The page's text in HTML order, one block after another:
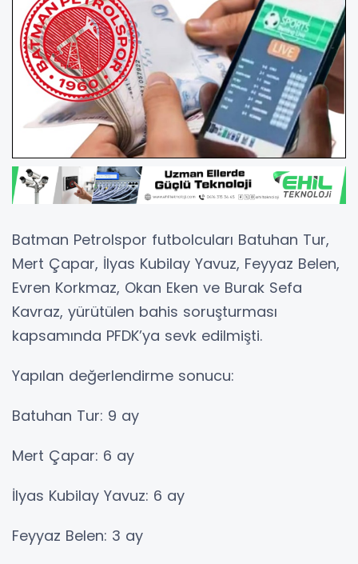
Batman Petrolspor futbolcuları Batuhan Tur,
Mert Çapar, İlyas Kubilay Yavuz, Feyyaz Belen,
Evren Korkmaz, Okan Eken ve Burak Sefa
Kavraz, yürütülen bahis soruşturması
kapsamında PFDK’ya sevk edilmişti.
Yapılan değerlendirme sonucu:
Batuhan Tur: 9 ay
Mert Çapar: 6 ay
İlyas Kubilay Yavuz: 6 ay
Feyyaz Belen: 3 ay